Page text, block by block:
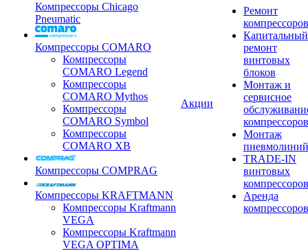
Компрессоры Chicago
Pneumatic
Компрессоры COMARO
Компрессоры
COMARO Legend
Компрессоры
COMARO Mythos
Компрессоры
COMARO Symbol
Компрессоры
COMARO XB
Компрессоры COMPRAG
Компрессоры KRAFTMANN
Компрессоры Kraftmann
VEGA
Компрессоры Kraftmann
VEGA OPTIMA
Акции
Ремонт
компрессоров
Капитальный
ремонт
винтовых
блоков
Монтаж и
сервисное
компрессоров
Монтаж
пневмолиний
TRADE-IN
винтовых
компрессоров
Аренда
компрессоров